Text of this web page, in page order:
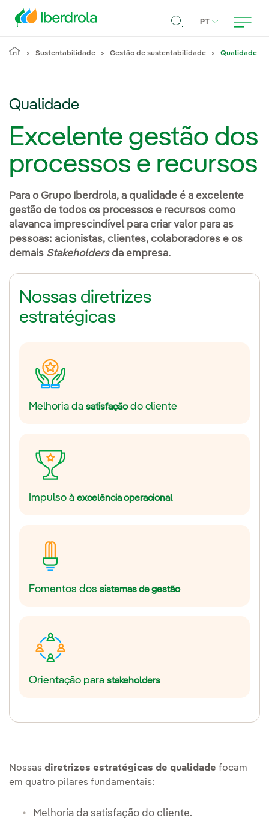
PT IDIOMA ATUAL,
Sustentabilidade Gestão de sustentabilidade Qualidade
Qualidade
Excelente gestão dos
processos e recursos
Para o Grupo Iberdrola, a qualidade é a excelente
gestão de todos os processos e recursos como
alavanca imprescindível para criar valor para as
pessoas: acionistas, clientes, colaboradores e os
demais Stakeholders da empresa.
Nossas diretrizes
estratégicas
Melhoria da satisfaçãodo cliente
Impulso à excelência operacional
Fomentos dos sistemas de gestão
Orientação para stakeholders
Nossas diretrizes estratégicas de qualidade focam
em quatro pilares fundamentais:
Melhoria da satisfação do cliente.